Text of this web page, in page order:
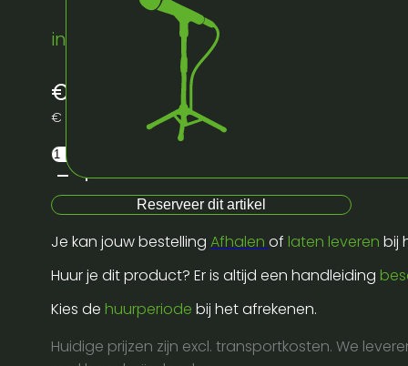
instock
€ excl. BTW
€
Stagedex
poot
100cm
aantal
Reserveer dit artikel
Je kan jouw bestelling Afhalen of laten leveren bij
Huur je dit product? Er is altijd een handleiding
Kies de huurperiode bij het afrekenen.
Huidige prijzen zijn excl. transportkosten. We